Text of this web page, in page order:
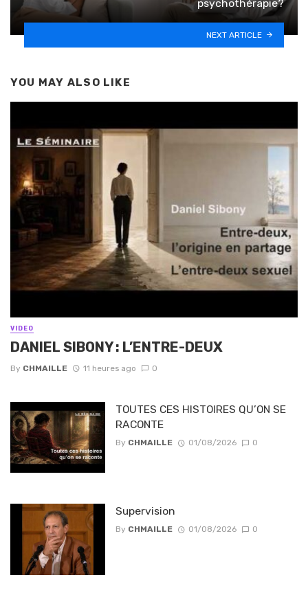
psychothérapie?
NEXT ARTICLE
YOU MAY ALSO LIKE
VIDEO
DANIEL SIBONY : L’ENTRE-DEUX
By CHMAILLE 11 heures ago 0
TOUTES CES HISTOIRES QU’ON SE
RACONTE
By CHMAILLE 01/08/2026 0
Supervision
By CHMAILLE 01/08/2026 0